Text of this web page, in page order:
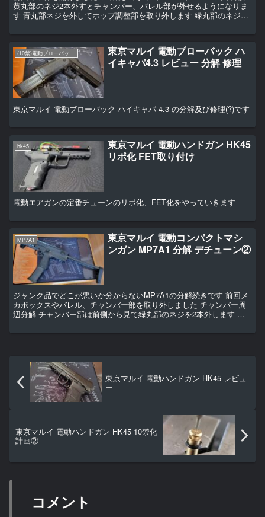
黄丸部のネジ2本外すとチャンバー、バレル部が外せるようになりま
す 青丸部ネジを外してホップ調整部を取り外します 緑丸部のネジ左
(10禁)電動ブローバックハンドガン
東京マルイ 電動ブローバック ハ
イキャパ4.3 レビュー 分解 修理
東京マルイ 電動ブローバック ハイキャパ 4.3 の分解及び修理(?)です
hk45
東京マルイ 電動ハンドガン HK45
リポ化 FET取り付け
電動エアガンの定番チューンのリポ化、FET化をやっていきます
MP7A1
東京マルイ 電動コンパクトマシ
ンガン MP7A1 分解 デチューン②
ジャンク品でどこが悪いか分からないMP7A1の分解続きです 前回メ
カボックスやバレル、チャンバー部を取り外しました チャンバー周
辺分解 チャンバー部は前側から見て緑丸部のネジを2本外します す
東京マルイ 電動ハンドガン HK45 レビュ
ー
東京マルイ 電動ハンドガン HK45 10禁化
計画②
コメント